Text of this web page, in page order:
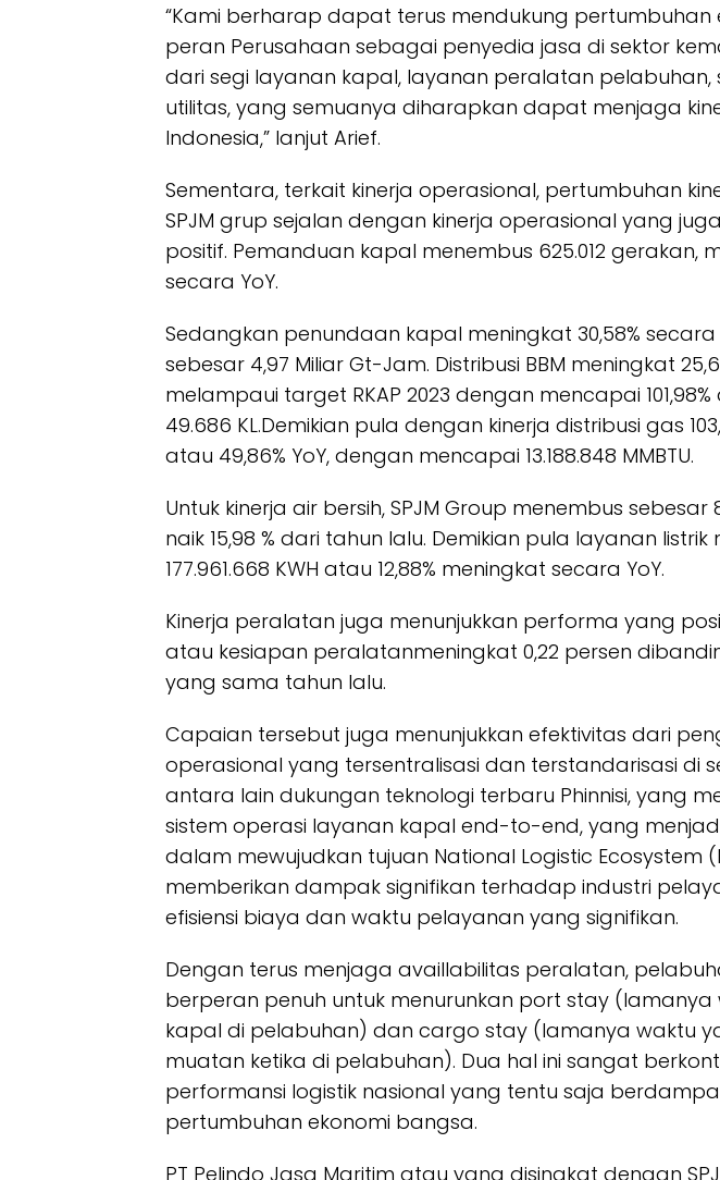
“Kami berharap dapat terus mendukung pertumbuhan
peran Perusahaan sebagai penyedia jasa di sektor
dari segi layanan kapal, layanan peralatan pelabuhan,
utilitas, yang semuanya diharapkan dapat menjaga
Indonesia,” lanjut Arief.
Sementara, terkait kinerja operasional, pertumbuhan
SPJM grup sejalan dengan kinerja operasional yang
positif. Pemanduan kapal menembus 625.012 gerakan,
secara YoY.
Sedangkan penundaan kapal meningkat 30,58%
sebesar 4,97 Miliar Gt-Jam. Distribusi BBM meningkat
melampaui target RKAP 2023 dengan mencapai
49.686 KL.Demikian pula dengan kinerja distribusi gas
atau 49,86% YoY, dengan mencapai 13.188.848 MMBTU.
Untuk kinerja air bersih, SPJM Group menembus sebesar
naik 15,98 % dari tahun lalu. Demikian pula layanan
177.961.668 KWH atau 12,88% meningkat secara YoY.
Kinerja peralatan juga menunjukkan performa yang
atau kesiapan peralatanmeningkat 0,22 persen
yang sama tahun lalu.
Capaian tersebut juga menunjukkan efektivitas dari
operasional yang tersentralisasi dan terstandarisasi di
antara lain dukungan teknologi terbaru Phinnisi, yang
sistem operasi layanan kapal end-to-end, yang
dalam mewujudkan tujuan National Logistic Ecosystem
memberikan dampak signifikan terhadap industri
efisiensi biaya dan waktu pelayanan yang signifikan.
Dengan terus menjaga availlabilitas peralatan,
berperan penuh untuk menurunkan port stay
kapal di pelabuhan) dan cargo stay (lamanya waktu
muatan ketika di pelabuhan). Dua hal ini sangat
performansi logistik nasional yang tentu saja
pertumbuhan ekonomi bangsa.
PT Pelindo Jasa Maritim atau yang disingkat dengan